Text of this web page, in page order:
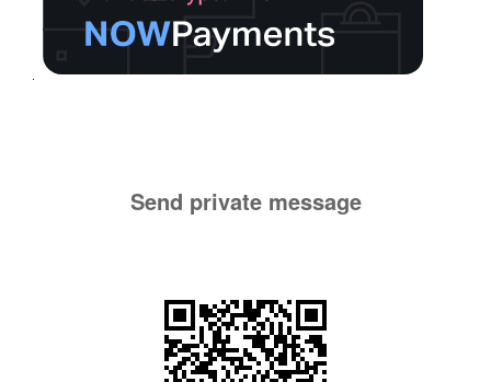
Send private message